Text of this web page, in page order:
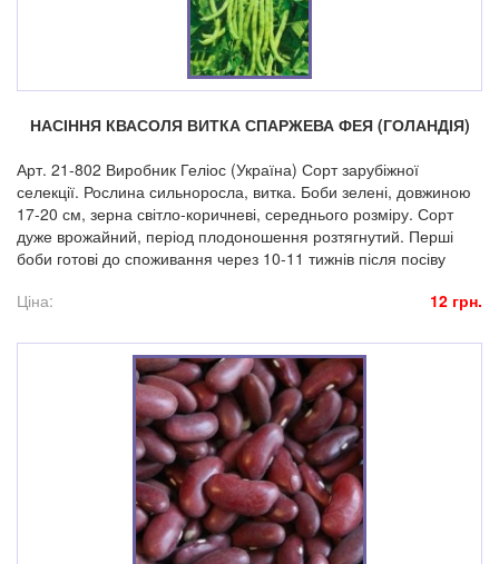
НАСІННЯ КВАСОЛЯ ВИТКА СПАРЖЕВА ФЕЯ (ГОЛАНДІЯ)
Арт. 21-802 Виробник Геліос (Україна) Сорт зарубіжної
селекції. Рослина сильноросла, витка. Боби зелені, довжиною
17-20 см, зерна світло-коричневі, середнього розміру. Сорт
дуже врожайний, період плодоношення розтягнутий. Перші
боби готові до споживання через 10-11 тижнів після посіву
Ціна:
12 грн.